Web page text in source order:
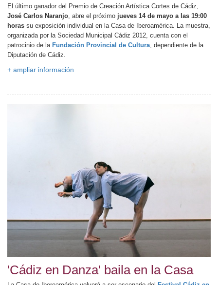
El último ganador del Premio de Creación Artística Cortes de Cádiz,
José Carlos Naranjo , abre el próximo jueves 14 de mayo a las 19:00
horas su exposición individual en la Casa de Iberoamérica. La muestra,
organizada por la Sociedad Municipal Cádiz 2012, cuenta con el
patrocinio de la Fundación Provincial de Cultura , dependiente de la
Diputación de Cádiz.
+ ampliar información
'Cádiz en Danza' baila en la Casa